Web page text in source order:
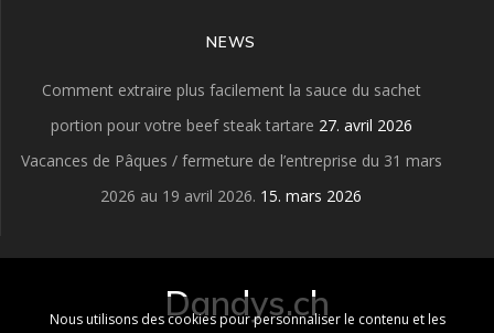
NEWS
Comment extraire plus facilement la sauce du sachet
portion pour votre beef steak tartare 27. avril 2026
Vacances de Pâques / fermeture de l’entreprise du 31 mars
2026 au 19 avril 2026. 15. mars 2026
Dandys.ch
Nous utilisons des cookies pour personnaliser le contenu et les